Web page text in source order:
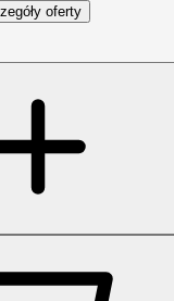
oferty